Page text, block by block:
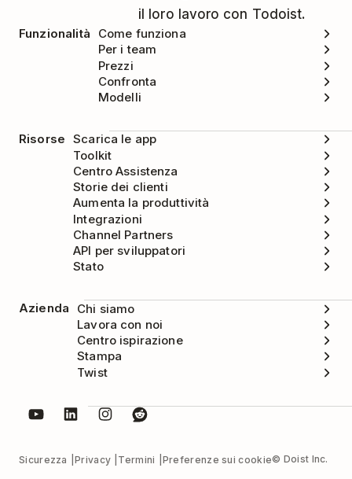
il loro lavoro con Todoist.
Funzionalità
Come funziona
Per i team
Prezzi
Confronta
Modelli
Risorse Scarica le app
Toolkit
Centro Assistenza
Storie dei clienti
Aumenta la produttività
Integrazioni
Channel Partners
API per sviluppatori
Stato
Azienda
Chi siamo
Lavora con noi
Centro ispirazione
Stampa
Twist
Sicurezza Privacy Termini Preferenze sui cookie© Doist Inc.